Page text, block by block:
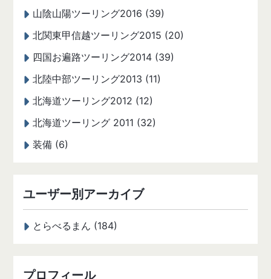
山陰山陽ツーリング2016 (39)
北関東甲信越ツーリング2015 (20)
四国お遍路ツーリング2014 (39)
北陸中部ツーリング2013 (11)
北海道ツーリング2012 (12)
北海道ツーリング 2011 (32)
装備 (6)
ユーザー別アーカイブ
とらべるまん (184)
プロフィール